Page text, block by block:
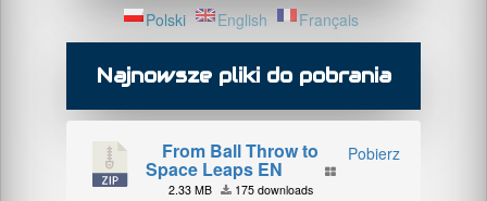
Polski English Français
Najnowsze pliki do pobrania
Pobierz
From Ball Throw to
Space Leaps EN
2.33 MB 175 downloads